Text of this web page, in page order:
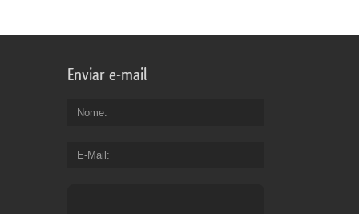
Enviar e-mail
Nome
E-Mail